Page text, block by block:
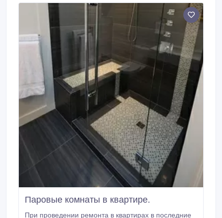
срывающиеся с крыши крупные сосульки и
смерзшиеся комья снега.
Паровые комнаты в квартире.
При проведении ремонта в квартирах в последние